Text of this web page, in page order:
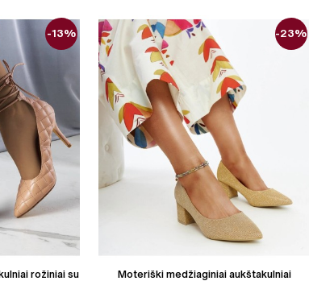
rožiniai su
-13%
Moteriški medžiaginiai aukštakulniai
-23%